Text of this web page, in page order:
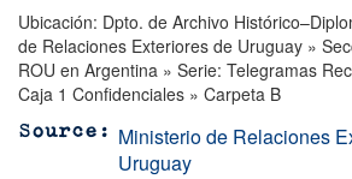
Ubicación: Dpto. de Archivo
de Relaciones Exteriores de Uruguay »
ROU en Argentina » Serie: Telegramas
Caja 1 Confidenciales » Carpeta B
Source
Ministerio de Relaciones
Uruguay